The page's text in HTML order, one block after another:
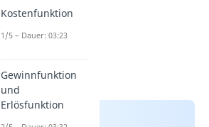
Kostenfunktion
1/5 – Dauer: 03:23
Gewinnfunktion
und
Erlösfunktion